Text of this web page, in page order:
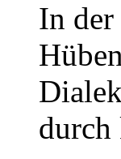
In
durch